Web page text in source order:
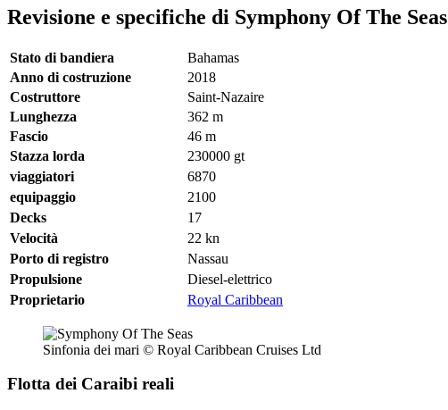
Revisione e specifiche di Symphony Of The Seas
Stato di bandiera
Bahamas
Anno di costruzione
2018
Costruttore
Saint-Nazaire
Lunghezza
362 m
Fascio
46 m
Stazza lorda
230000 gt
viaggiatori
6870
equipaggio
2100
Decks
17
Velocità
22 kn
Porto di registro
Nassau
Propulsione
Diesel-elettrico
Proprietario
Royal Caribbean
Sinfonia dei mari © Royal Caribbean Cruises Ltd
Flotta dei Caraibi reali